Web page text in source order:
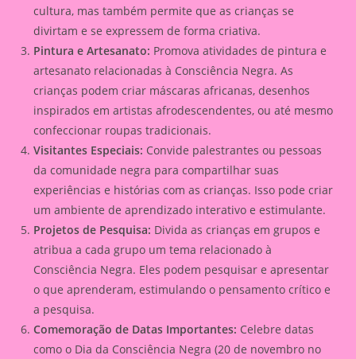
cultura, mas também permite que as crianças se
divirtam e se expressem de forma criativa.
Pintura e Artesanato: Promova atividades de pintura e
artesanato relacionadas à Consciência Negra. As
crianças podem criar máscaras africanas, desenhos
inspirados em artistas afrodescendentes, ou até mesmo
confeccionar roupas tradicionais.
Visitantes Especiais: Convide palestrantes ou pessoas
da comunidade negra para compartilhar suas
experiências e histórias com as crianças. Isso pode criar
um ambiente de aprendizado interativo e estimulante.
Projetos de Pesquisa: Divida as crianças em grupos e
atribua a cada grupo um tema relacionado à
Consciência Negra. Eles podem pesquisar e apresentar
o que aprenderam, estimulando o pensamento crítico e
a pesquisa.
Comemoração de Datas Importantes: Celebre datas
como o Dia da Consciência Negra (20 de novembro no